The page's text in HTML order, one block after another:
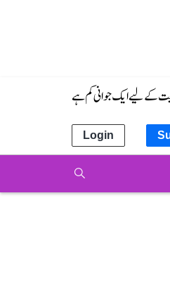
کے لیے ایک جوانی کم ہے
Login